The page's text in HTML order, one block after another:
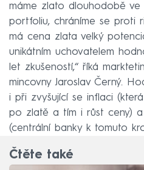
máme zlato dlouhodobě ve
portfoliu, chráníme se proti
má cena zlata velký
unikátním uchovatelem
let zkušeností,“ říká
mincovny Jaroslav Černý.
i při zvyšující se inflaci
po zlatě a tím i růst ceny) a
(centrální banky k tomuto
Čtěte také